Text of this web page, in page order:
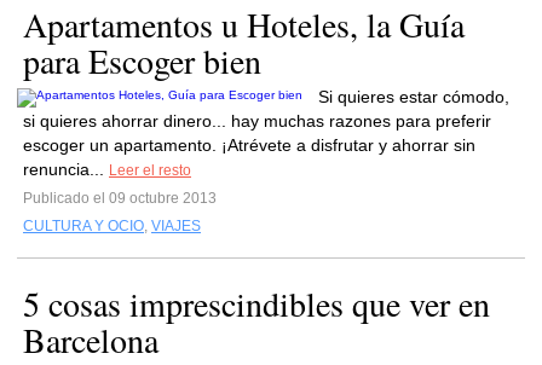
Apartamentos u Hoteles, la Guía
para Escoger bien
Si quieres estar cómodo,
si quieres ahorrar dinero... hay muchas razones para preferir
escoger un apartamento. ¡Atrévete a disfrutar y ahorrar sin
renuncia...
Leer el resto
Publicado el 09 octubre 2013
CULTURA Y OCIO, VIAJES
5 cosas imprescindibles que ver en
Barcelona